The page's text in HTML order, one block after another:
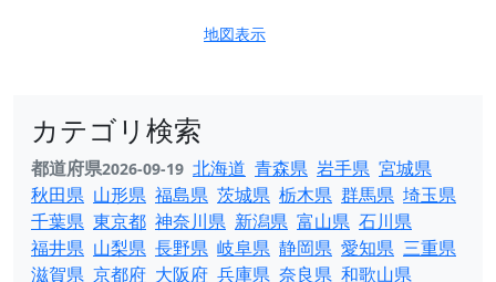
地図表示
カテゴリ検索
都道府県2026-09-19 北海道 青森県 岩手県 宮城県
秋田県 山形県 福島県 茨城県 栃木県 群馬県 埼玉県
千葉県 東京都 神奈川県 新潟県 富山県 石川県
福井県 山梨県 長野県 岐阜県 静岡県 愛知県 三重県
滋賀県 京都府 大阪府 兵庫県 奈良県 和歌山県